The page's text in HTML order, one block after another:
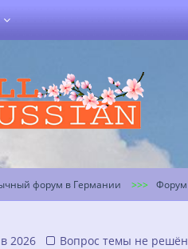
форум в Германии Форум
2026 Вопрос темы не решён